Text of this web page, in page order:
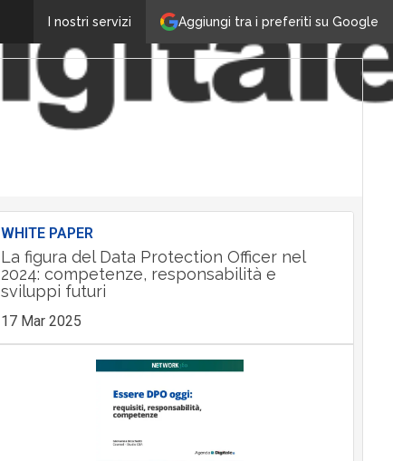
Aggiungi tra i preferiti su Google
I nostri servizi
WHITE PAPER
La figura del Data Protection Officer nel
2024: competenze, responsabilità e
sviluppi futuri
17 Mar 2025